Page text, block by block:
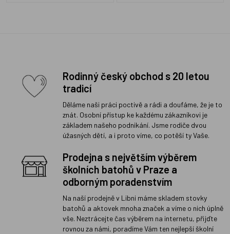
Rodinný český obchod s 20 letou
tradicí
Děláme naši práci poctivě a rádi a doufáme, že je to
znát. Osobní přístup ke každému zákazníkovi je
základem našeho podnikání. Jsme rodiče dvou
úžasných dětí, a i proto víme, co potěší ty Vaše.
Prodejna s největším výběrem
školních batohů v Praze a
odborným poradenstvím
Na naší prodejně v Libni máme skladem stovky
batohů a aktovek mnoha značek a víme o nich úplně
vše. Neztrácejte čas výběrem na internetu, přijďte
rovnou za námi, poradíme Vám ten nejlepší školní